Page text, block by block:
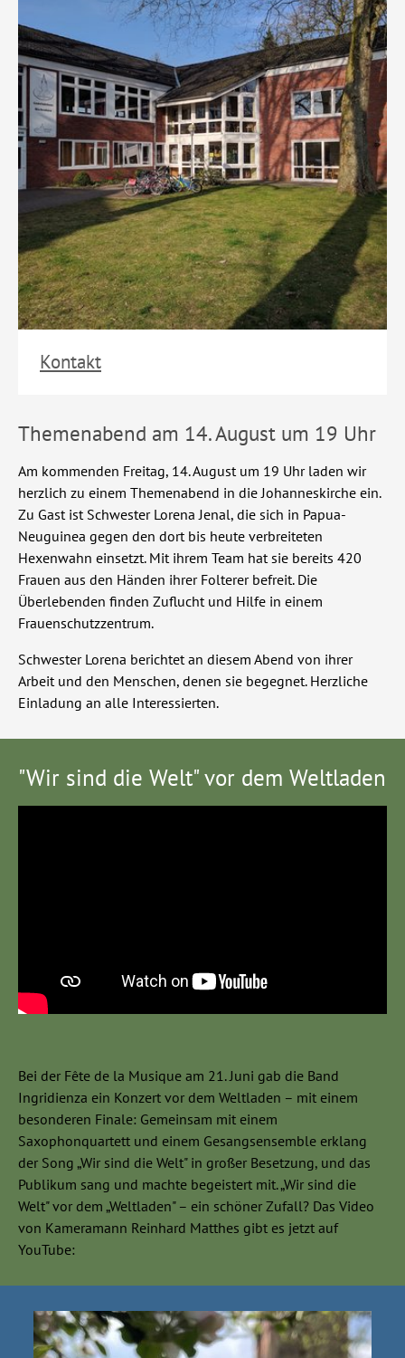
Kontakt
Themenabend am 14. August um 19 Uhr
Am kommenden Freitag, 14. August um 19 Uhr laden wir
herzlich zu einem Themenabend in die Johanneskirche ein.
Zu Gast ist Schwester Lorena Jenal, die sich in Papua-
Neuguinea gegen den dort bis heute verbreiteten
Hexenwahn einsetzt. Mit ihrem Team hat sie bereits 420
Frauen aus den Händen ihrer Folterer befreit. Die
Überlebenden finden Zuflucht und Hilfe in einem
Frauenschutzzentrum.
Schwester Lorena berichtet an diesem Abend von ihrer
Arbeit und den Menschen, denen sie begegnet. Herzliche
Einladung an alle Interessierten.
"Wir sind die Welt" vor dem Weltladen
Bei der Fête de la Musique am 21. Juni gab die Band
Ingridienza ein Konzert vor dem Weltladen – mit einem
besonderen Finale: Gemeinsam mit einem
Saxophonquartett und einem Gesangsensemble erklang
der Song „Wir sind die Welt" in großer Besetzung, und das
Publikum sang und machte begeistert mit. „Wir sind die
Welt" vor dem „Weltladen" – ein schöner Zufall? Das Video
von Kameramann Reinhard Matthes gibt es jetzt auf
YouTube: